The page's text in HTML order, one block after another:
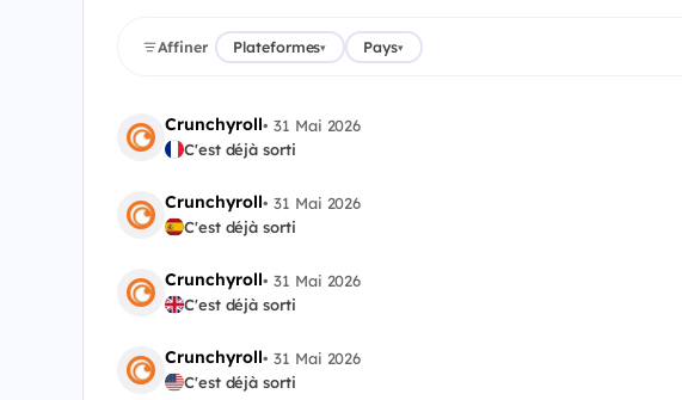
Affiner Plateformes▾ Pays▾
Crunchyroll•31 Mai 2026
C'est déjà sorti
Crunchyroll•31 Mai 2026
C'est déjà sorti
Crunchyroll•31 Mai 2026
C'est déjà sorti
Crunchyroll•31 Mai 2026
C'est déjà sorti